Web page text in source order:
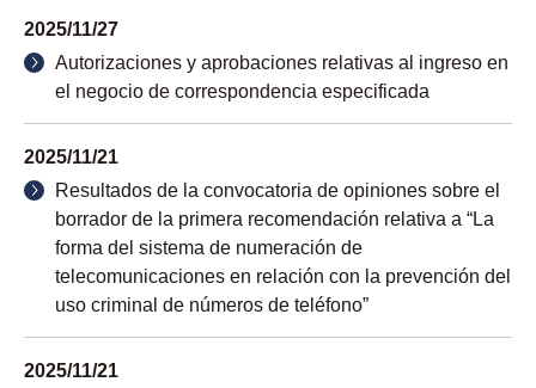
2025/11/27
Autorizaciones y aprobaciones relativas al ingreso en
el negocio de correspondencia especificada
2025/11/21
Resultados de la convocatoria de opiniones sobre el
borrador de la primera recomendación relativa a “La
forma del sistema de numeración de
telecomunicaciones en relación con la prevención del
uso criminal de números de teléfono”
2025/11/21